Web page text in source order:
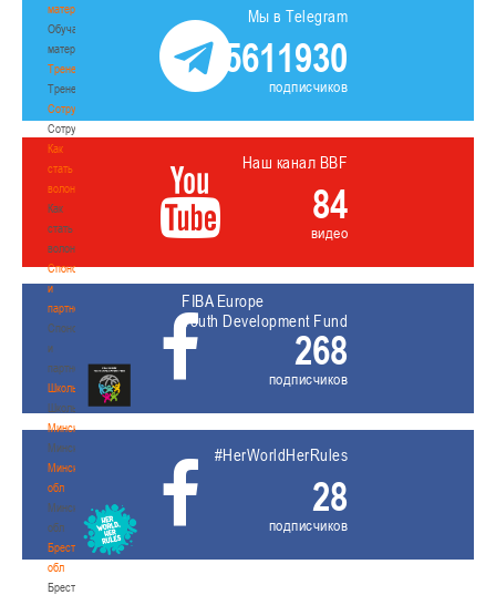
материалы
Обучающие
материалы
Тренерам
Тренерам
Сотрудничество
Сотрудничество
Как
стать
волонтером
Как
стать
волонтером
Спонсоры
и
партнеры
Спонсоры
и
партнеры
Школы
Школы
Минск
Минск
Минская
обл
Минская
обл
Брестская
обл
Брестская
Мы в Telegram
5611930
подписчиков
Наш канал BBF
84
видео
FIBA Europe
Youth Development Fund
268
подписчиков
#HerWorldHerRules
28
подписчиков